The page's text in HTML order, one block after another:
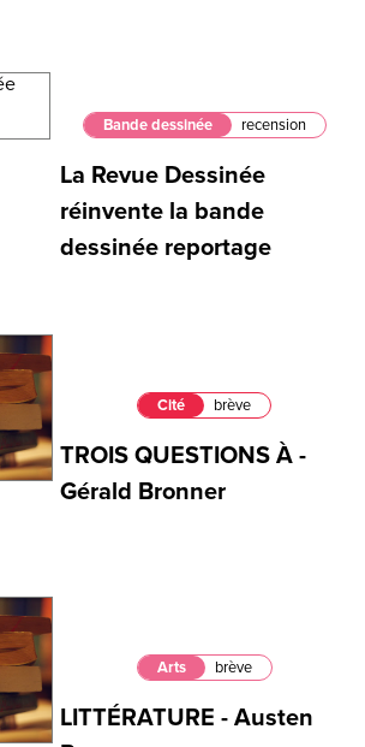
Bande dessinée recension
La Revue Dessinée
réinvente la bande
dessinée reportage
Cité brève
TROIS QUESTIONS À -
Gérald Bronner
Arts brève
LITTÉRATURE - Austen